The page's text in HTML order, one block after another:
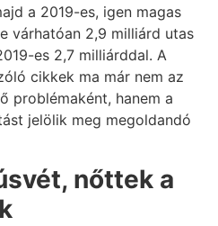
a 2019-es, igen magas
várhatóan 2,9 milliárd utas
es 2,7 milliárddal. A
cikkek ma már nem az
problémaként, hanem a
jelölik meg megoldandó
nőttek a